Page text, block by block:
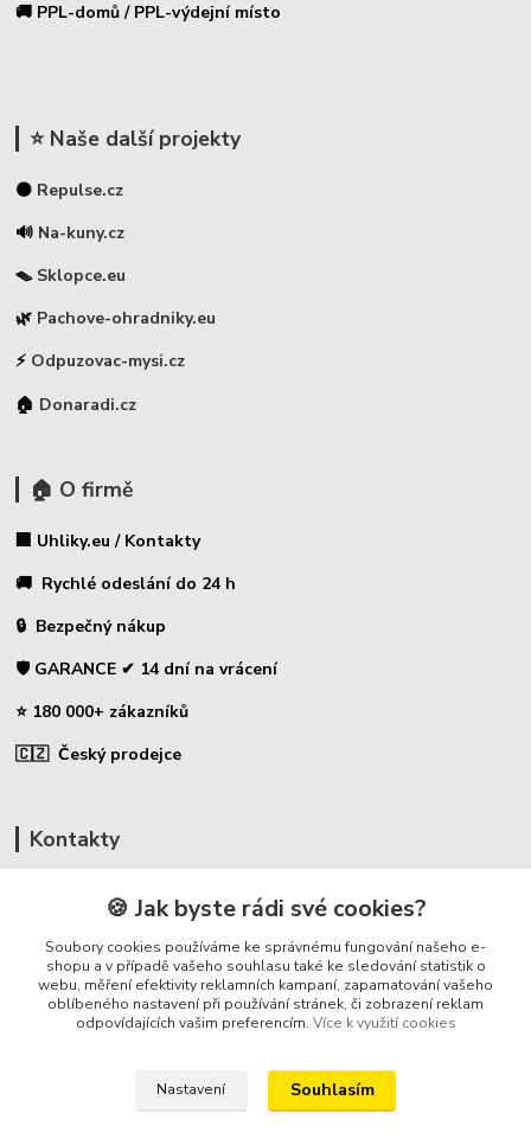
🚚 PPL-domů / PPL-výdejní místo
⭐ Naše další projekty
⚫ Repulse.cz
🔊 Na-kuny.cz
🪤 Sklopce.eu
🌿 Pachove-ohradniky.eu
⚡ Odpuzovac-mysi.cz
🏠 Donaradi.cz
🏠 O firmě
🏢 Uhliky.eu / Kontakty
🚚 Rychlé odeslání do 24 h
🔒 Bezpečný nákup
🛡️ GARANCE ✔ 14 dní na vrácení
⭐ 180 000+ zákazníků
🇨🇿 Český prodejce
Kontakty
🛡️ Zákaznická podpora
📞 728 007 997
⏰ Po-Pá - 7:00 - 13:30
info@repulse.cz
🍪 Jak byste rádi své cookies?
Soubory cookies používáme ke správnému fungování našeho e-
shopu a v případě vašeho souhlasu také ke sledování statistik o
webu, měření efektivity reklamních kampaní, zapamatování vašeho
oblíbeného nastavení při používání stránek, či zobrazení reklam
odpovídajících vašim preferencím. Více k využití cookies
Nastavení Souhlasím